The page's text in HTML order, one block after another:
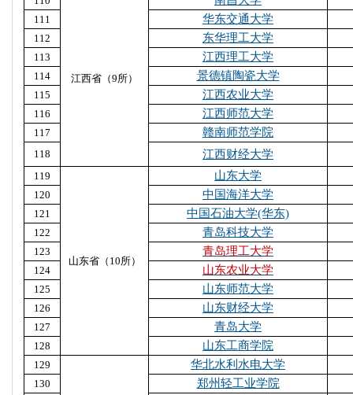
江西省（9所）
111 华东交通大学
112 东华理工大学
113 江西理工大学
114 景德镇陶瓷大学
115 江西农业大学
116 江西师范大学
117 赣南师范学院
118 江西财经大学
119
山东省（10所）
山东大学
120 中国海洋大学
121 中国石油大学(华东)
122 青岛科技大学
123 青岛理工大学
124 山东农业大学
125 山东师范大学
126 山东财经大学
127 青岛大学
128 山东工商学院
129 华北水利水电大学
130 郑州轻工业学院